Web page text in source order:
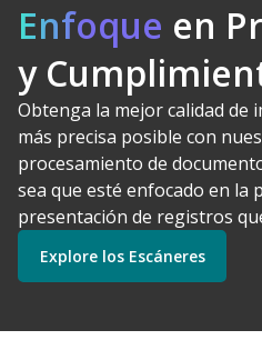
Enfoque en
y
Obtenga la mejor calidad de
más precisa posible con
procesamiento de
sea que esté enfocado en la
presentación de registros
Explore los Escáneres
Empiece
sentido
Explore Software
Explore los Servicios